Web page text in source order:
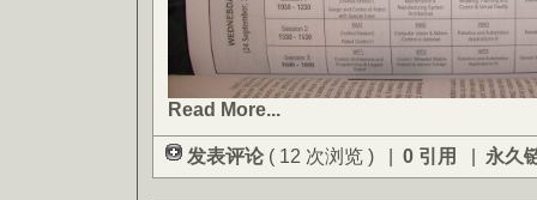
Read More...
发表评论 ( 12 次浏览 ) | 0 引用 | 永久